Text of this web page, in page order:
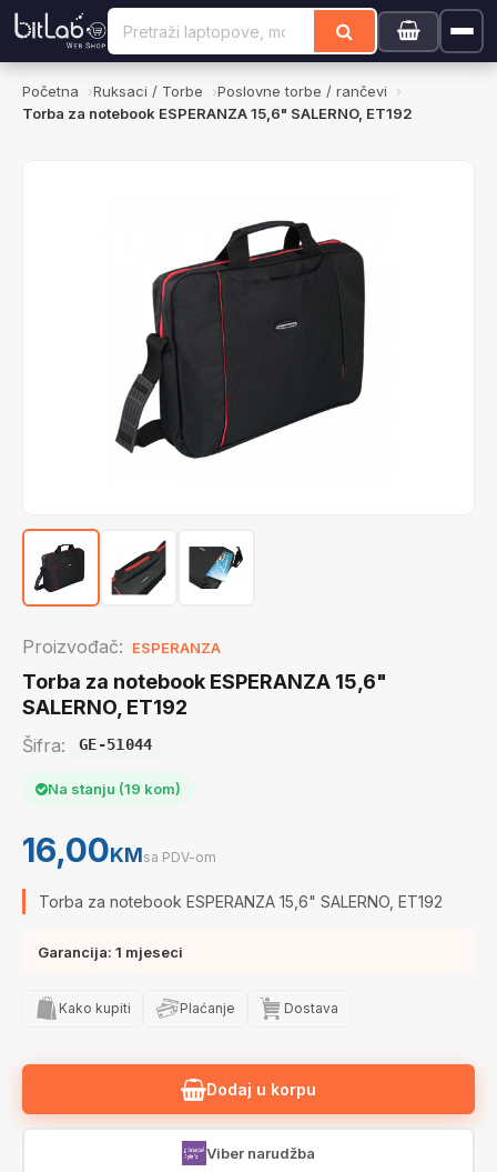
Početna Ruksaci / Torbe
Poslovne torbe / rančevi
Torba za notebook ESPERANZA 15,6" SALERNO, ET192
Proizvođač: ESPERANZA
Torba za notebook ESPERANZA 15,6"
SALERNO, ET192
Šifra: GE-51044
Na stanju (19 kom)
16,00KMsa PDV-om
Torba za notebook ESPERANZA 15,6" SALERNO, ET192
Garancija: 1 mjeseci
Kako kupiti Plaćanje Dostava
Dodaj u korpu
Viber narudžba